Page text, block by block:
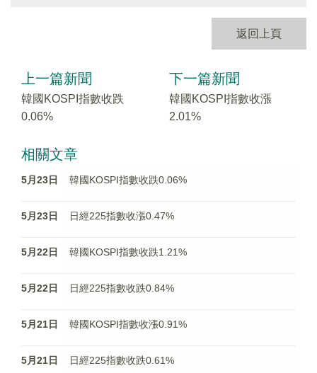
返回上頁
上一篇新聞
韓國KOSPI指數收跌
0.06%
下一篇新聞
韓國KOSPI指數收漲
2.01%
相關文章
5月23日 韓國KOSPI指數收跌0.06%
5月23日 日經225指數收漲0.47%
5月22日 韓國KOSPI指數收跌1.21%
5月22日 日經225指數收跌0.84%
5月21日 韓國KOSPI指數收漲0.91%
5月21日 日經225指數收跌0.61%